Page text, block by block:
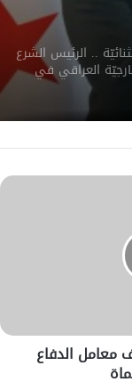
.. الرئيس الشرع
العراقي في
تنظم فعاليّة
تمنح الاعتماد القنصلي
في واشنطن.
يتحرك في جبل
معامل الدفاع